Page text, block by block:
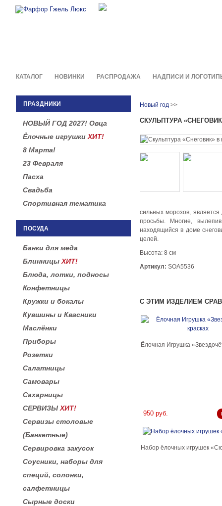
КАТАЛОГ НОВИНКИ РАСПРОДАЖА НАДПИСИ И
ПРАЗДНИКИ
НОВЫЙ ГОД 2027! Овца
Ёлочные игрушки ХИТ!
8 Марта!
23 Февраля
Пасха
Свадьба
Спортивная тематика
ПОСУДА
Банки для меда
Блинницы ХИТ!
Блюда, лотки, подносы
Конфетницы
Кружки и бокалы
Кувшины и Квасники
Маслёнки
Приборы
Розетки
Салатницы
Самовары
Сахарницы
СЕРВИЗЫ ХИТ!
Сервизы столовые
(Банкетные)
Сервировка закусок
Соусники, наборы для
специй, солонки,
салфетницы
Сырные доски
Новый год >>
СКУЛЬПТУРА
сильных морозов,
просьбы. Многие,
находящийся в доме
целей.
Высота: 8 см
Артикул: SOA5536
С ЭТИМ ИЗДЕЛИЕМ
Ёлочная Игрушка
950 руб.
Набор ёлочных игрушек